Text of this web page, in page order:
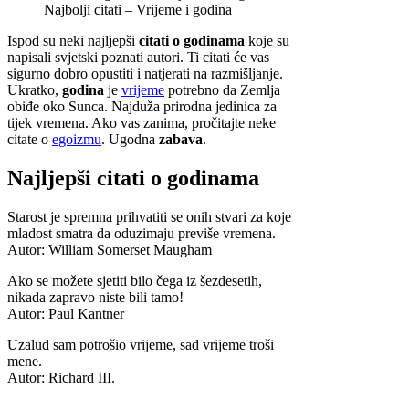
Najbolji citati – Vrijeme i godina
Ispod su neki najljepši citati o godinama koje su
napisali svjetski poznati autori. Ti citati će vas
sigurno dobro opustiti i natjerati na razmišljanje.
Ukratko, godina je vrijeme potrebno da Zemlja
obiđe oko Sunca. Najduža prirodna jedinica za
tijek vremena. Ako vas zanima, pročitajte neke
citate o egoizmu. Ugodna zabava.
Najljepši citati o godinama
Starost je spremna prihvatiti se onih stvari za koje
mladost smatra da oduzimaju previše vremena.
Autor: William Somerset Maugham
Ako se možete sjetiti bilo čega iz šezdesetih,
nikada zapravo niste bili tamo!
Autor: Paul Kantner
Uzalud sam potrošio vrijeme, sad vrijeme troši
mene.
Autor: Richard III.